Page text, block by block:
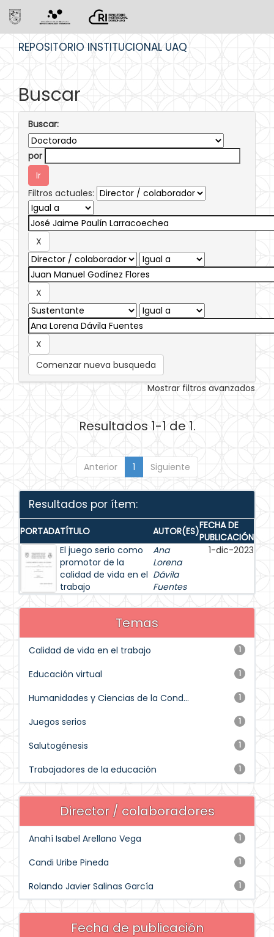
REPOSITORIO INSTITUCIONAL UAQ
Buscar
Buscar:
por
Filtros actuales:
Comenzar nueva busqueda
Mostrar filtros avanzados
Resultados 1-1 de 1.
Anterior 1 Siguiente
Resultados por ítem:
PORTADATÍTULO AUTOR(ES)FECHA DE
PUBLICACIÓN
El juego serio como
promotor de la
calidad de vida en el
trabajo
Ana
Lorena
Dávila
Fuentes
1-dic-2023
Temas
1
Calidad de vida en el trabajo
1
Educación virtual
1
Humanidades y Ciencias de la Cond...
1
Juegos serios
1
Salutogénesis
1
Trabajadores de la educación
Director / colaboradores
1
Anahí Isabel Arellano Vega
1
Candi Uribe Pineda
1
Rolando Javier Salinas García
Fecha de publicación